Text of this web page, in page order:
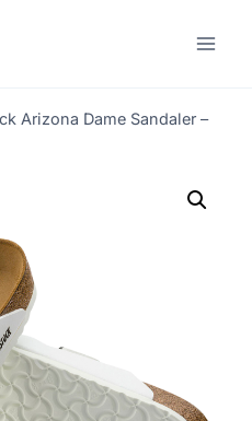
Arizona Dame Sandaler –